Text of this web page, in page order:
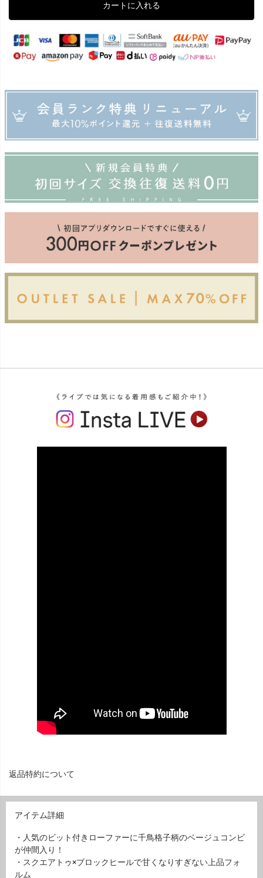
カートに入れる
返品特約について
アイテム詳細
・人気のビット付きローファーに千鳥格子柄のベージュコンビ
が仲間入り！
・スクエアトゥ×ブロックヒールで甘くなりすぎない上品フォ
ルム